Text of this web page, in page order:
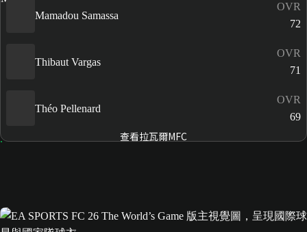
Mamadou Samassa
OVR
72
Thibaut Vargas
OVR
71
Théo Pellenard
OVR
69
查看拉瓦爾MFC